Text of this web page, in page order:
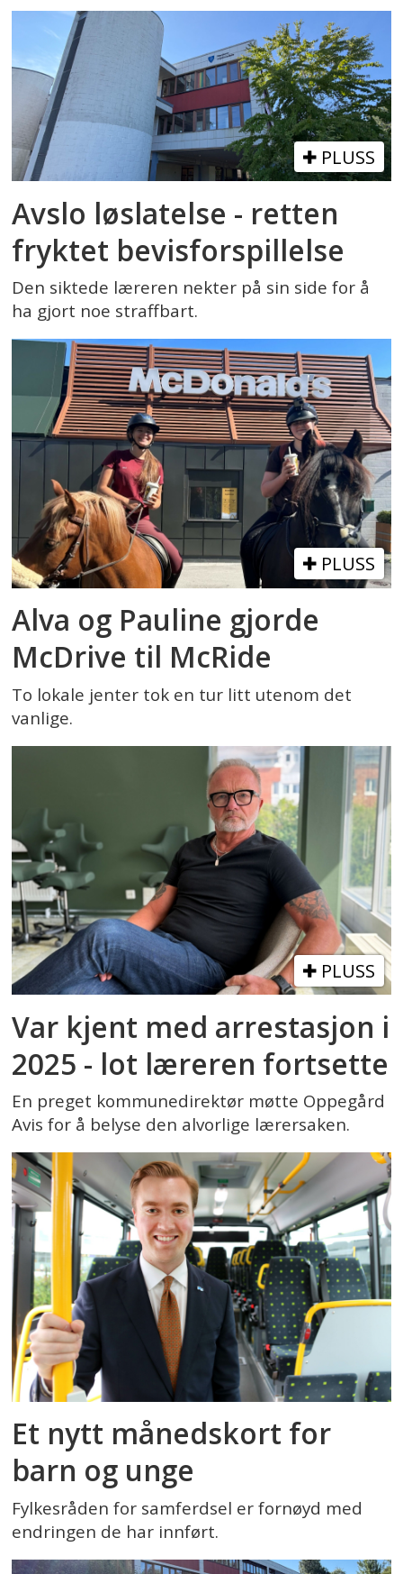
PLUSS
Avslo løslatelse - retten
fryktet bevisforspillelse
Den siktede læreren nekter på sin side for å
ha gjort noe straffbart.
PLUSS
Alva og Pauline gjorde
McDrive til McRide
To lokale jenter tok en tur litt utenom det
vanlige.
PLUSS
Var kjent med arrestasjon i
2025 - lot læreren fortsette
En preget kommunedirektør møtte Oppegård
Avis for å belyse den alvorlige lærersaken.
Et nytt månedskort for
barn og unge
Fylkesråden for samferdsel er fornøyd med
endringen de har innført.